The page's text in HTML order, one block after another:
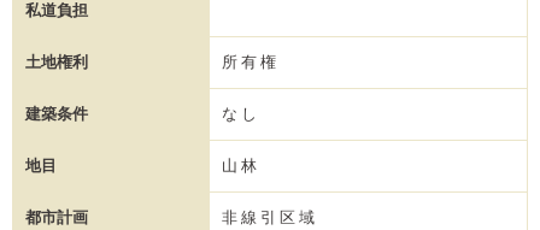
私道負担
土地権利 所有権
建築条件 なし
地目 山林
都市計画 非線引区域